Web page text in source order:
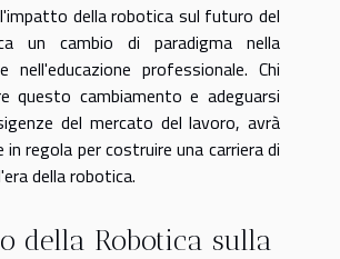
della robotica sul futuro del
un cambio di paradigma nella
nell'educazione professionale. Chi
questo cambiamento e adeguarsi
del mercato del lavoro, avrà
regola per costruire una carriera di
della robotica.
della Robotica sulla